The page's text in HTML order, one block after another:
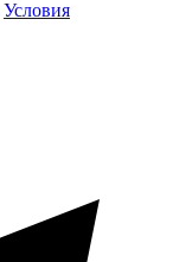
Условия